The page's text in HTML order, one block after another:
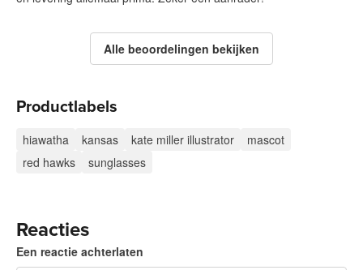
Alle beoordelingen bekijken
Productlabels
hiawatha kansas kate miller illustrator
mascot
red hawks
sunglasses
Reacties
Een reactie achterlaten